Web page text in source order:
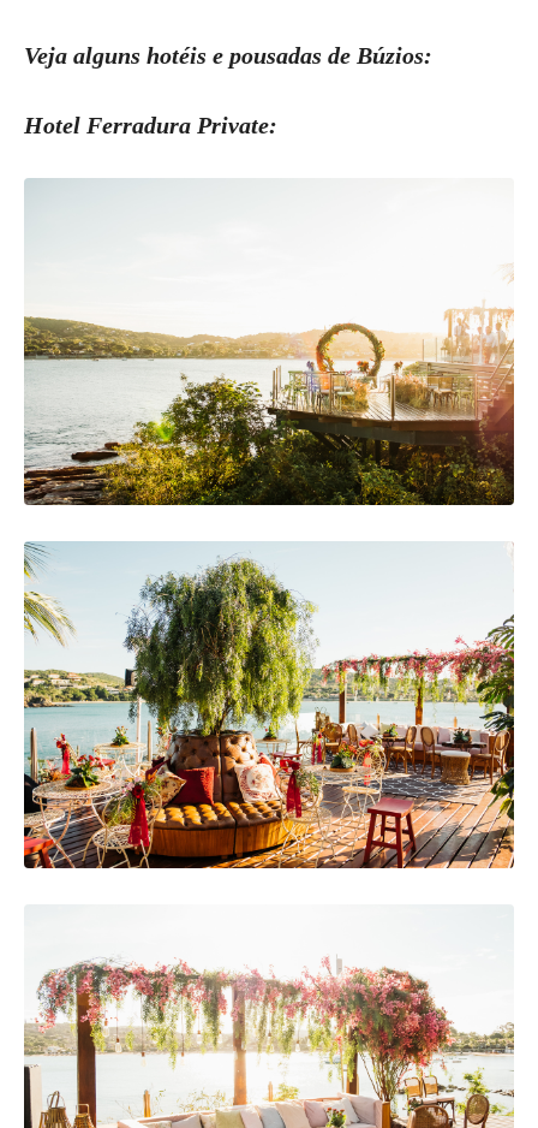
Veja alguns hotéis e pousadas de Búzios:
Hotel Ferradura Private: